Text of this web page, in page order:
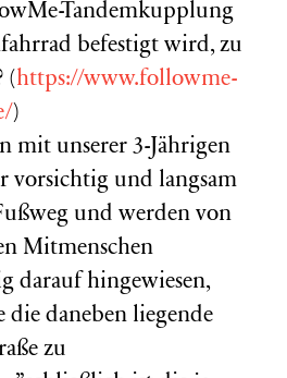
Tandemkupplung
befestigt wird, zu
(https://www.followme-
)
mit unserer 3-Jährigen
vorsichtig und langsam
und werden von
Mitmenschen
darauf hingewiesen,
die daneben liegende
zu